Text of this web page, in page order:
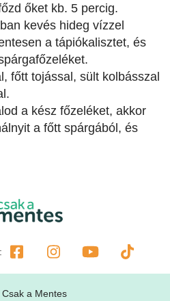
őket kb. 5 percig.
kevés hideg vízzel
a tápiókalisztet, és
főtt tojással, sült kolbásszal
a kész főzeléket, akkor
a főtt spárgából, és
a Mentes